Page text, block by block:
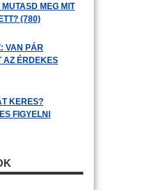
MEG MIT
(780)
VAN PÁR
AZ ÉRDEKES
KERES?
FIGYELNI